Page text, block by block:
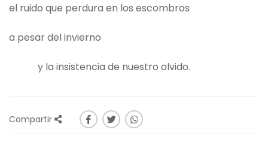
el ruido que perdura en los escombros
a pesar del invierno
y la insistencia de nuestro olvido.
Compartir